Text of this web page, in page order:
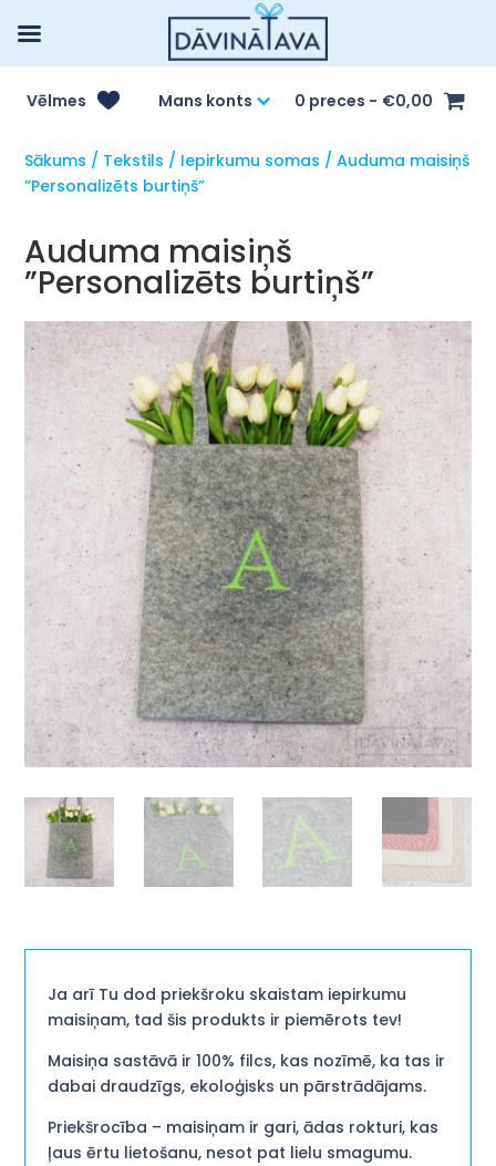
Vēlmes Mans konts 0 preces €0,00
Sākums / Tekstils / Iepirkumu somas / Auduma maisiņš
”Personalizēts burtiņš”
Auduma maisiņš
”Personalizēts burtiņš”
Ja arī Tu dod priekšroku skaistam iepirkumu
maisiņam, tad šis produkts ir piemērots tev!
Maisiņa sastāvā ir 100% filcs, kas nozīmē, ka tas ir
dabai draudzīgs, ekoloģisks un pārstrādājams.
Priekšrocība – maisiņam ir gari, ādas rokturi, kas
ļaus ērtu lietošanu, nesot pat lielu smagumu.